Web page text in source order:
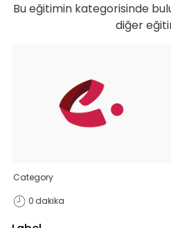
Bu eğitimin kategorisinde
diğer
Category
0 dakika